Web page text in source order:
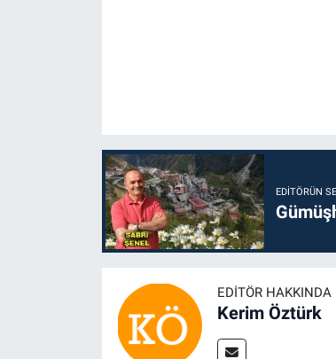
EDITÖRÜN
EDITÖR HAKKINDA
Kerim Öztürk